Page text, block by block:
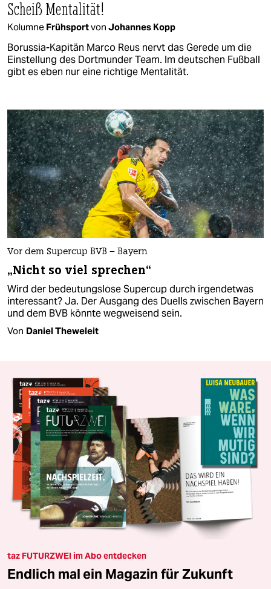
Scheiß Mentalität!
Kolumne Frühsportvon Johannes Kopp
Borussia-Kapitän Marco Reus nervt das Gerede um die
Einstellung des Dortmunder Team. Im deutschen Fußball
gibt es eben nur eine richtige Mentalität.
Vor dem Supercup BVB – Bayern
„Nicht so viel sprechen“
Wird der bedeutungslose Supercup durch irgendetwas
interessant? Ja. Der Ausgang des Duells zwischen Bayern
und dem BVB könnte wegweisend sein.
Von Daniel Theweleit
taz FUTURZWEI im Abo entdecken
Endlich mal ein Magazin für Zukunft